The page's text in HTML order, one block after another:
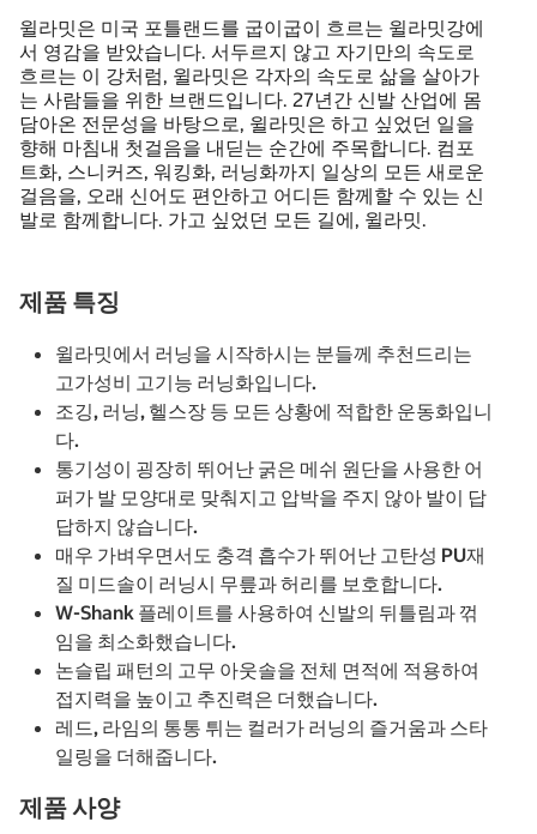
윌라밋은 미국 포틀랜드를 굽이굽이 흐르는 윌라밋강에
서 영감을 받았습니다. 서두르지 않고 자기만의 속도로
흐르는 이 강처럼, 윌라밋은 각자의 속도로 삶을 살아가
는 사람들을 위한 브랜드입니다. 27년간 신발 산업에 몸
담아온 전문성을 바탕으로, 윌라밋은 하고 싶었던 일을
향해 마침내 첫걸음을 내딛는 순간에 주목합니다. 컴포
트화, 스니커즈, 워킹화, 러닝화까지 일상의 모든 새로운
걸음을, 오래 신어도 편안하고 어디든 함께할 수 있는 신
발로 함께합니다. 가고 싶었던 모든 길에, 윌라밋.
제품 특징
윌라밋에서 러닝을 시작하시는 분들께 추천드리는
고가성비 고기능 러닝화입니다.
조깅, 러닝, 헬스장 등 모든 상황에 적합한 운동화입니
다.
통기성이 굉장히 뛰어난 굵은 메쉬 원단을 사용한 어
퍼가 발 모양대로 맞춰지고 압박을 주지 않아 발이 답
답하지 않습니다.
매우 가벼우면서도 충격 흡수가 뛰어난 고탄성 PU재
질 미드솔이 러닝시 무릎과 허리를 보호합니다.
W-Shank 플레이트를 사용하여 신발의 뒤틀림과 꺾
임을 최소화했습니다.
논슬립 패턴의 고무 아웃솔을 전체 면적에 적용하여
접지력을 높이고 추진력은 더했습니다.
레드, 라임의 통통 튀는 컬러가 러닝의 즐거움과 스타
일링을 더해줍니다.
제품 사양